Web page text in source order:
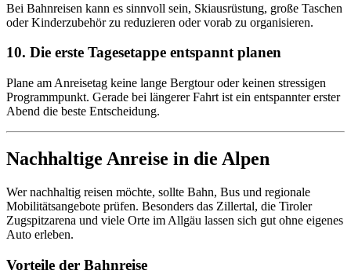
Bei Bahnreisen kann es sinnvoll sein, Skiausrüstung, große Taschen
oder Kinderzubehör zu reduzieren oder vorab zu organisieren.
10. Die erste Tagesetappe entspannt planen
Plane am Anreisetag keine lange Bergtour oder keinen stressigen
Programmpunkt. Gerade bei längerer Fahrt ist ein entspannter erster
Abend die beste Entscheidung.
Nachhaltige Anreise in die Alpen
Wer nachhaltig reisen möchte, sollte Bahn, Bus und regionale
Mobilitätsangebote prüfen. Besonders das Zillertal, die Tiroler
Zugspitzarena und viele Orte im Allgäu lassen sich gut ohne eigenes
Auto erleben.
Vorteile der Bahnreise